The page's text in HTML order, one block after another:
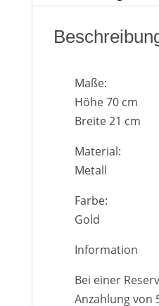
Maße:
Höhe 70 cm
Breite 21 cm
Material:
Metall
Farbe:
Gold
Information
Bei einer
Anzahlung von